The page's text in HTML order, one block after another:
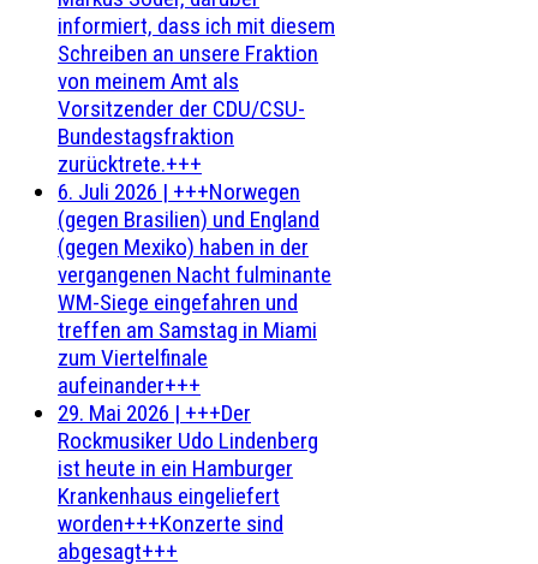
informiert, dass ich mit diesem
Schreiben an unsere Fraktion
von meinem Amt als
Vorsitzender der CDU/CSU-
Bundestagsfraktion
zurücktrete.+++
6. Juli 2026 | +++Norwegen
(gegen Brasilien) und England
(gegen Mexiko) haben in der
vergangenen Nacht fulminante
WM-Siege eingefahren und
treffen am Samstag in Miami
zum Viertelfinale
aufeinander+++
29. Mai 2026 | +++Der
Rockmusiker Udo Lindenberg
ist heute in ein Hamburger
Krankenhaus eingeliefert
worden+++Konzerte sind
abgesagt+++